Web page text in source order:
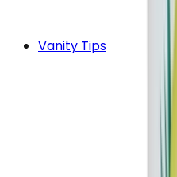
Vanity Tips